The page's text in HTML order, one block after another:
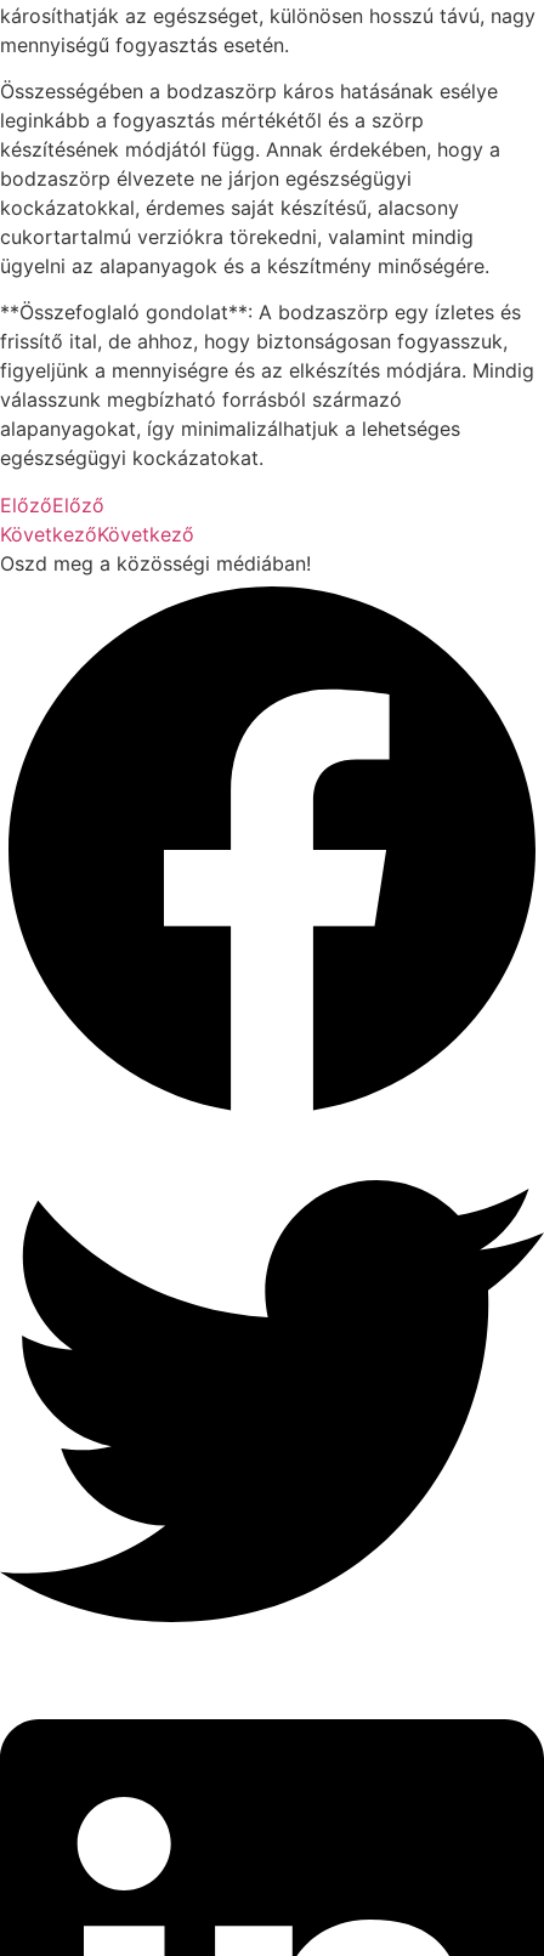
károsíthatják az egészséget, különösen hosszú távú, nagy
mennyiségű fogyasztás esetén.
Összességében a bodzaszörp káros hatásának esélye
leginkább a fogyasztás mértékétől és a szörp
készítésének módjától függ. Annak érdekében, hogy a
bodzaszörp élvezete ne járjon egészségügyi
kockázatokkal, érdemes saját készítésű, alacsony
cukortartalmú verziókra törekedni, valamint mindig
ügyelni az alapanyagok és a készítmény minőségére.
**Összefoglaló gondolat**: A bodzaszörp egy ízletes és
frissítő ital, de ahhoz, hogy biztonságosan fogyasszuk,
figyeljünk a mennyiségre és az elkészítés módjára. Mindig
válasszunk megbízható forrásból származó
alapanyagokat, így minimalizálhatjuk a lehetséges
egészségügyi kockázatokat.
ElőzőElőző
KövetkezőKövetkező
Oszd meg a közösségi médiában!